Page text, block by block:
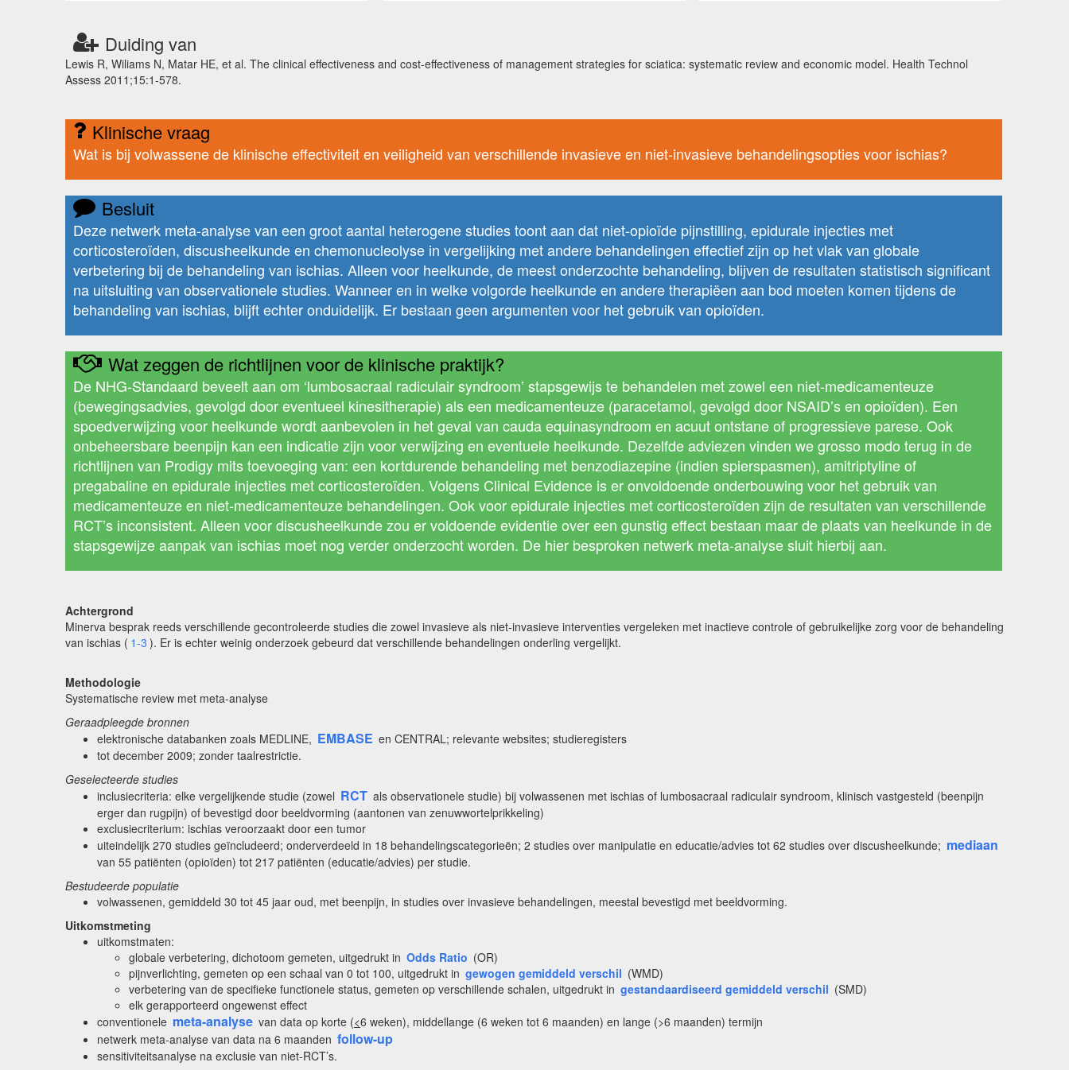
Duiding van
Lewis R, Wiliams N, Matar HE, et al. The clinical effectiveness and cost-effectiveness of management strategies for sciatica: systematic review and economic model. Health Technol
Assess 2011;15:1-578.
Klinische vraag
Wat is bij volwassene de klinische effectiviteit en veiligheid van verschillende invasieve en niet-invasieve behandelingsopties voor ischias?
Besluit
Deze netwerk meta-analyse van een groot aantal heterogene studies toont aan dat niet-opioïde pijnstilling, epidurale injecties met
corticosteroïden, discusheelkunde en chemonucleolyse in vergelijking met andere behandelingen effectief zijn op het vlak van globale
verbetering bij de behandeling van ischias. Alleen voor heelkunde, de meest onderzochte behandeling, blijven de resultaten statistisch significant
na uitsluiting van observationele studies. Wanneer en in welke volgorde heelkunde en andere therapiëen aan bod moeten komen tijdens de
behandeling van ischias, blijft echter onduidelijk. Er bestaan geen argumenten voor het gebruik van opioïden.
Wat zeggen de richtlijnen voor de klinische praktijk?
De NHG-Standaard beveelt aan om ‘lumbosacraal radiculair syndroom’ stapsgewijs te behandelen met zowel een niet-medicamenteuze
(bewegingsadvies, gevolgd door eventueel kinesitherapie) als een medicamenteuze (paracetamol, gevolgd door NSAID’s en opioïden). Een
spoedverwijzing voor heelkunde wordt aanbevolen in het geval van cauda equinasyndroom en acuut ontstane of progressieve parese. Ook
onbeheersbare beenpijn kan een indicatie zijn voor verwijzing en eventuele heelkunde. Dezelfde adviezen vinden we grosso modo terug in de
richtlijnen van Prodigy mits toevoeging van: een kortdurende behandeling met benzodiazepine (indien spierspasmen), amitriptyline of
pregabaline en epidurale injecties met corticosteroïden. Volgens Clinical Evidence is er onvoldoende onderbouwing voor het gebruik van
medicamenteuze en niet-medicamenteuze behandelingen. Ook voor epidurale injecties met corticosteroïden zijn de resultaten van verschillende
RCT’s inconsistent. Alleen voor discusheelkunde zou er voldoende evidentie over een gunstig effect bestaan maar de plaats van heelkunde in de
stapsgewijze aanpak van ischias moet nog verder onderzocht worden. De hier besproken netwerk meta-analyse sluit hierbij aan.
Achtergrond
Minerva besprak reeds verschillende gecontroleerde studies die zowel invasieve als niet-invasieve interventies vergeleken met inactieve controle of gebruikelijke zorg voor de behandeling
van ischias ( 1-3 ). Er is echter weinig onderzoek gebeurd dat verschillende behandelingen onderling vergelijkt.
Methodologie
Systematische review met meta-analyse
Geraadpleegde bronnen
elektronische databanken zoals MEDLINE, EMBASE en CENTRAL; relevante websites; studieregisters
tot december 2009; zonder taalrestrictie.
Geselecteerde studies
inclusiecriteria: elke vergelijkende studie (zowel RCT als observationele studie) bij volwassenen met ischias of lumbosacraal radiculair syndroom, klinisch vastgesteld (beenpijn
erger dan rugpijn) of bevestigd door beeldvorming (aantonen van zenuwwortelprikkeling)
exclusiecriterium: ischias veroorzaakt door een tumor
uiteindelijk 270 studies geïncludeerd; onderverdeeld in 18 behandelingscategorieën; 2 studies over manipulatie en educatie/advies tot 62 studies over discusheelkunde; mediaan
van 55 patiënten (opioïden) tot 217 patiënten (educatie/advies) per studie.
Bestudeerde populatie
volwassenen, gemiddeld 30 tot 45 jaar oud, met beenpijn, in studies over invasieve behandelingen, meestal bevestigd met beeldvorming.
Uitkomstmeting
uitkomstmaten:
globale verbetering, dichotoom gemeten, uitgedrukt in Odds Ratio (OR)
pijnverlichting, gemeten op een schaal van 0 tot 100, uitgedrukt in gewogen gemiddeld verschil (WMD)
verbetering van de specifieke functionele status, gemeten op verschillende schalen, uitgedrukt in gestandaardiseerd gemiddeld verschil (SMD)
elk gerapporteerd ongewenst effect
conventionele meta-analyse van data op korte (<6 weken), middellange (6 weken tot 6 maanden) en lange (>6 maanden) termijn
netwerk meta-analyse van data na 6 maanden follow-up
sensitiviteitsanalyse na exclusie van niet-RCT’s.